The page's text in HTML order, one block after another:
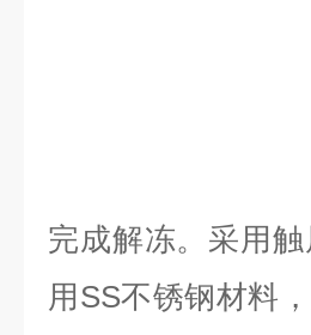
完成解冻。采用
用SS不锈钢材料